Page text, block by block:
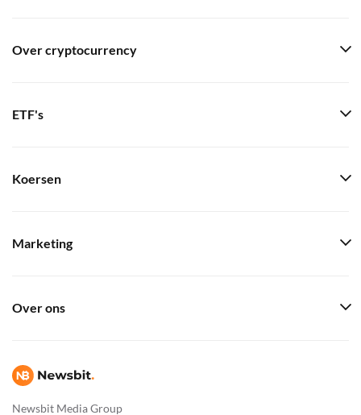
Newsbit Media Group
Over cryptocurrency
ETF's
Koersen
Marketing
Over ons